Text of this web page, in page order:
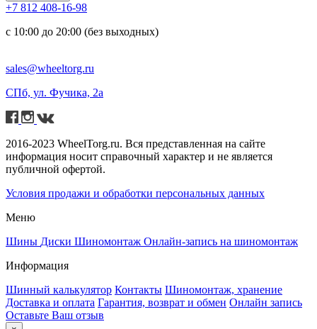
+7 812 408-16-98
с 10:00 до 20:00 (без выходных)
sales@wheeltorg.ru
СПб, ул. Фучика, 2а
2016-2023 WheelTorg.ru. Вся представленная на сайте
информация носит справочный характер и не является
публичной офертой.
Условия продажи и обработки персональных данных
Меню
Шины Диски Шиномонтаж Онлайн-запись на шиномонтаж
Информация
Шинный калькулятор Контакты Шиномонтаж, хранение
Доставка и оплата Гарантия, возврат и обмен Онлайн запись
Оставьте Ваш отзыв